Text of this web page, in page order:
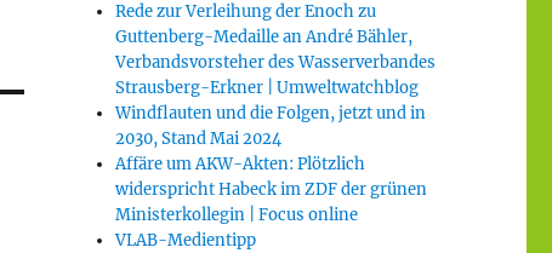
Rede zur Verleihung der Enoch zu
Guttenberg-Medaille an André Bähler,
Verbandsvorsteher des Wasserverbandes
Strausberg-Erkner | Umweltwatchblog
Windflauten und die Folgen, jetzt und in
2030, Stand Mai 2024
Affäre um AKW-Akten: Plötzlich
widerspricht Habeck im ZDF der grünen
Ministerkollegin | Focus online
VLAB-Medientipp